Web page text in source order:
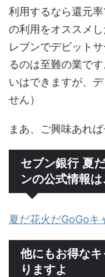
利用するなら還元
の利用をオススメ
レブンでデビット
るのは至難の業で
いはできますが、
せん）
まあ、ご興味あれ
セブン銀行 夏
ンの公式情報は
夏だ花火だGoGoキ
他にもお得な
りますよ